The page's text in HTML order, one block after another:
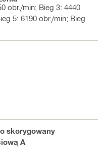
obr./min; Bieg 3: 4440
5: 6190 obr./min; Bieg
skorygowany
A